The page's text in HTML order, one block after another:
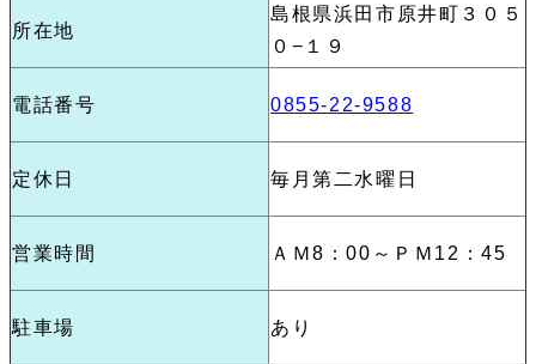
所在地
島根県浜田市原井町３０５
０−１９
電話番号 0855-22-9588
定休日 毎月第二水曜日
営業時間 ＡＭ8：00～ＰＭ12：45
駐車場 あり